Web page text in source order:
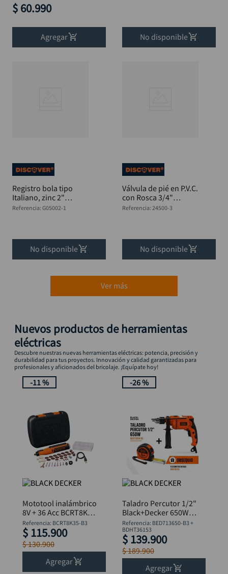
$ 60.990
Agregar No disponible
Registro bola tipo
Italiano, zinc 2"
DISCOVER
Referencia: G05002-1
No disponible
Válvula de pié en P.V.C.
con Rosca 3/4"
DISCOVER
Referencia: 24500-3
No disponible
Ver más
Nuevos productos de herramientas
eléctricas
Descubre nuestras nuevas herramientas eléctricas: potencia, precisión y
durabilidad para tus proyectos. Innovación y calidad garantizadas para
profesionales y aficionados del bricolaje. ¡Equípate hoy!
-11 %
Mototool inalámbrico
8V + 36 Acc BCRT8K35
B&D
Referencia: BCRT8K35-B3
$ 115.900
$130.900
Agregar
-26 %
Taladro Percutor 1/2"
Black+Decker 650W
BED713650-B3 +
Flexómetro
Referencia: BED713650-B3 +
BDHT36153
$ 139.900
$189.900
Agregar